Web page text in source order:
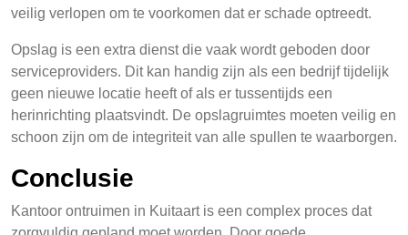
veilig verlopen om te voorkomen dat er schade optreedt.
Opslag is een extra dienst die vaak wordt geboden door
serviceproviders. Dit kan handig zijn als een bedrijf tijdelijk
geen nieuwe locatie heeft of als er tussentijds een
herinrichting plaatsvindt. De opslagruimtes moeten veilig en
schoon zijn om de integriteit van alle spullen te waarborgen.
Conclusie
Kantoor ontruimen in Kuitaart is een complex proces dat